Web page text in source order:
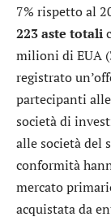
7% rispetto al
223 aste totali
milioni di EUA
registrato
partecipanti
società di
alle società del
conformità
mercato
acquistata da